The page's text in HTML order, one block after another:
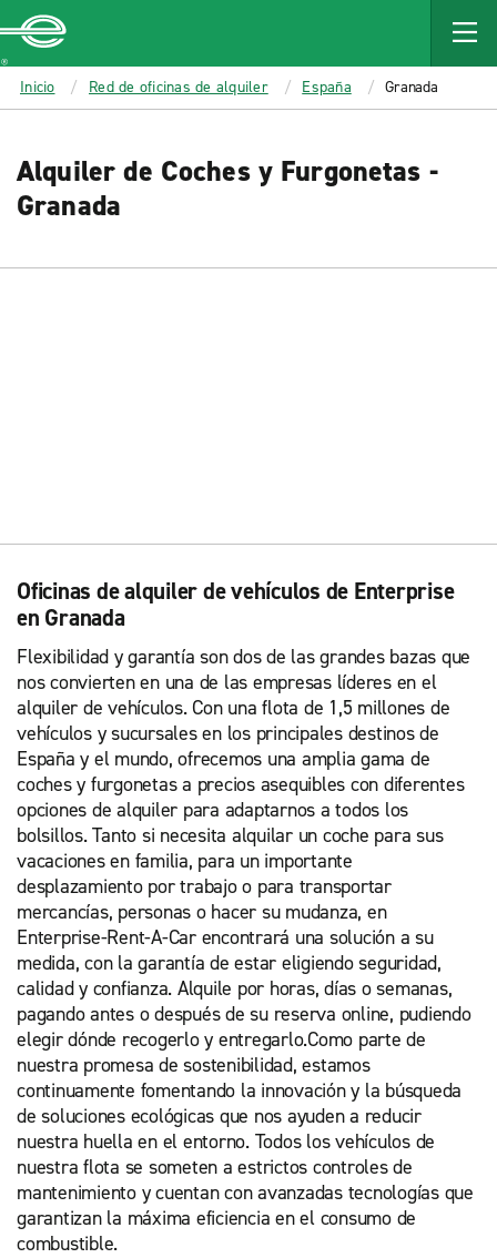
MAIN
CONTENT
Enterprise
Inicio Red de oficinas de alquiler España Granada
Alquiler de Coches y Furgonetas -
Granada
Oficinas de alquiler de vehículos de Enterprise
en Granada
Flexibilidad y garantía son dos de las grandes bazas que
nos convierten en una de las empresas líderes en el
alquiler de vehículos. Con una flota de 1,5 millones de
vehículos y sucursales en los principales destinos de
España y el mundo, ofrecemos una amplia gama de
coches y furgonetas a precios asequibles con diferentes
opciones de alquiler para adaptarnos a todos los
bolsillos. Tanto si necesita alquilar un coche para sus
vacaciones en familia, para un importante
desplazamiento por trabajo o para transportar
mercancías, personas o hacer su mudanza, en
Enterprise-Rent-A-Car encontrará una solución a su
medida, con la garantía de estar eligiendo seguridad,
calidad y confianza. Alquile por horas, días o semanas,
pagando antes o después de su reserva online, pudiendo
elegir dónde recogerlo y entregarlo.Como parte de
nuestra promesa de sostenibilidad, estamos
continuamente fomentando la innovación y la búsqueda
de soluciones ecológicas que nos ayuden a reducir
nuestra huella en el entorno. Todos los vehículos de
nuestra flota se someten a estrictos controles de
mantenimiento y cuentan con avanzadas tecnologías que
garantizan la máxima eficiencia en el consumo de
combustible.